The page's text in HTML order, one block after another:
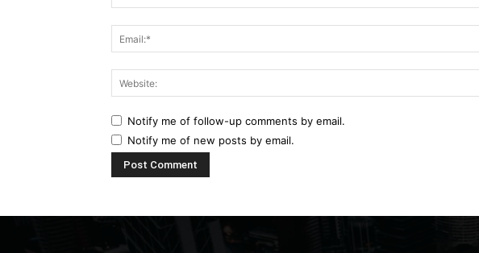
Notify me of follow-up comments by email.
Notify me of new posts by email.